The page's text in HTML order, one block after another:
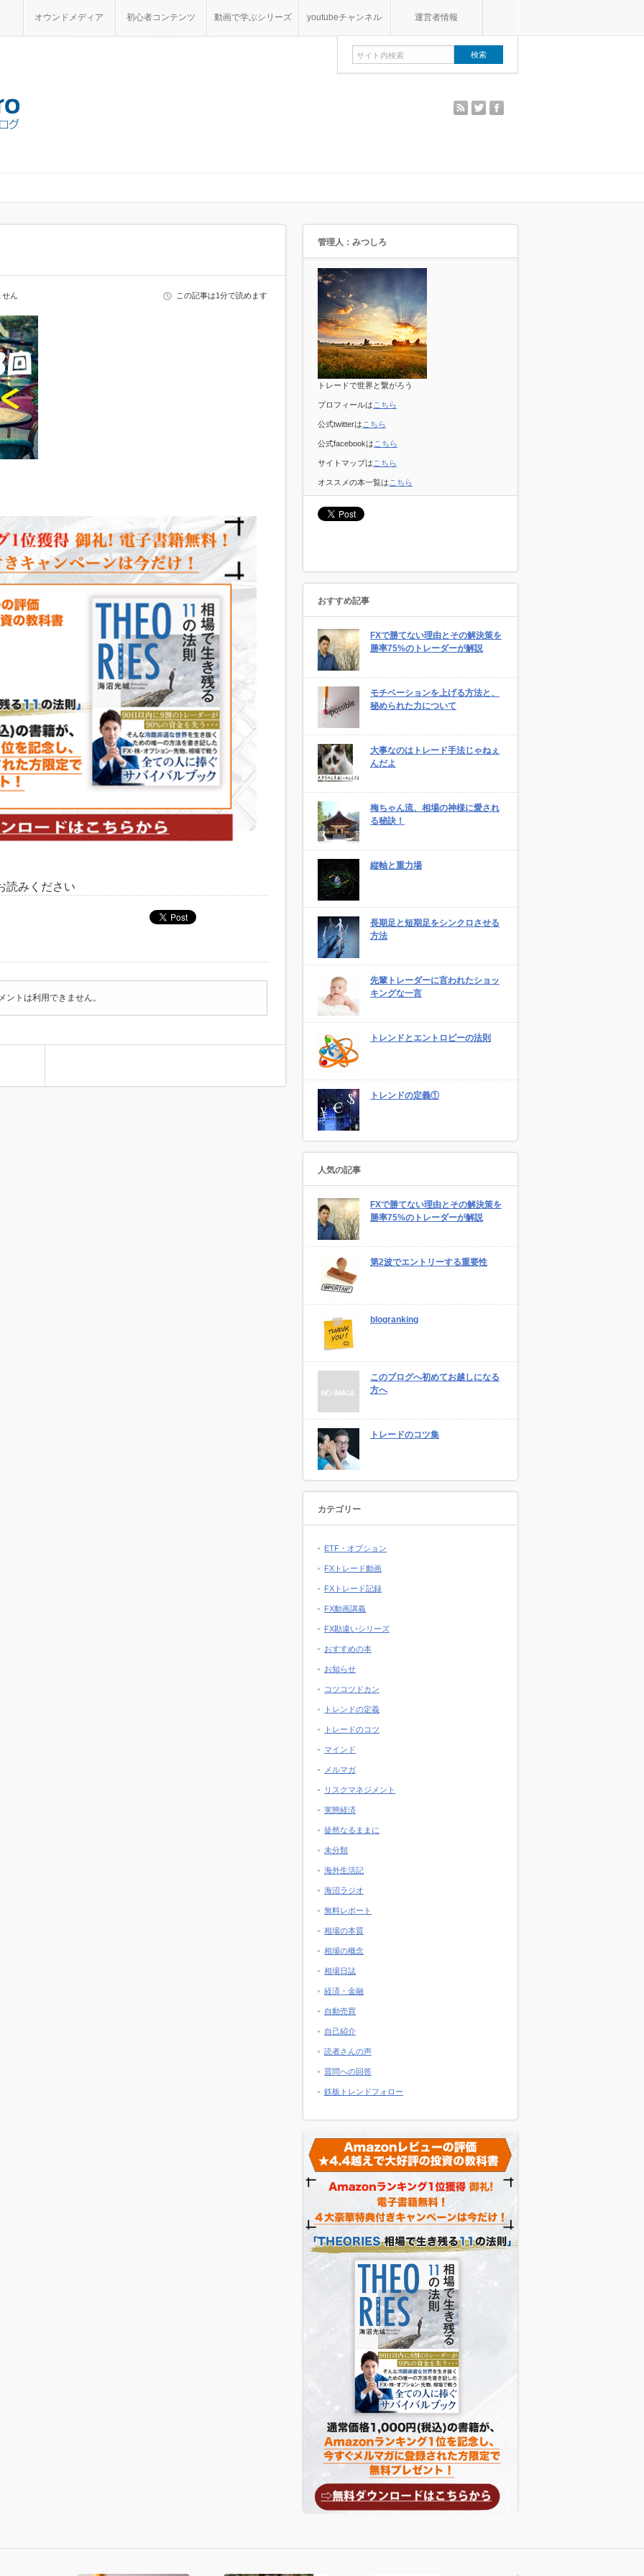
オウンドメディア 初心者コンテンツ 動画で学ぶシリーズ youtubeチャンネル 運営者情報
rss twitter
せん この記事は1分で読めます
読みください
ントは利用できません。
管理人：みつしろ
トレードで世界と繋がろう
プロフィールは こちら
公式twitterは こちら
公式facebookは こちら
サイトマップは こちら
オススメの本一覧は こちら
おすすめ記事
FXで勝てない理由とその解決策を
勝率75%のトレーダーが解説
モチベーションを上げる方法と、
秘められた力について
大事なのはトレード手法じゃねぇ
んだよ
梅ちゃん流、相場の神様に愛され
る秘訣！
縦軸と重力場
長期足と短期足をシンクロさせる
方法
先輩トレーダーに言われたショッ
キングな一言
トレンドとエントロピーの法則
トレンドの定義①
人気の記事
FXで勝てない理由とその解決策を
勝率75%のトレーダーが解説
第2波でエントリーする重要性
blogranking
このブログへ初めてお越しになる
方へ
トレードのコツ集
カテゴリー
ETF・オプション
FXトレード動画
FXトレード記録
FX動画講義
FX勘違いシリーズ
おすすめの本
お知らせ
コツコツドカン
トレンドの定義
トレードのコツ
マインド
メルマガ
リスクマネジメント
実態経済
徒然なるままに
未分類
海外生活記
海沼ラジオ
無料レポート
相場の本質
相場の概念
相場日誌
経済・金融
自動売買
自己紹介
読者さんの声
質問への回答
鉄板トレンドフォロー